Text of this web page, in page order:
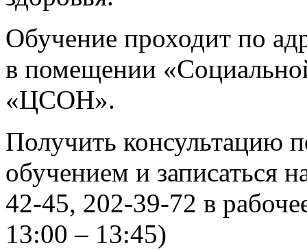
Обучение проходит по
в помещении
«ЦСОН».
Получить консультацию
обучением и записаться
42-45, 202-39-72 в
13:00 – 13:45)